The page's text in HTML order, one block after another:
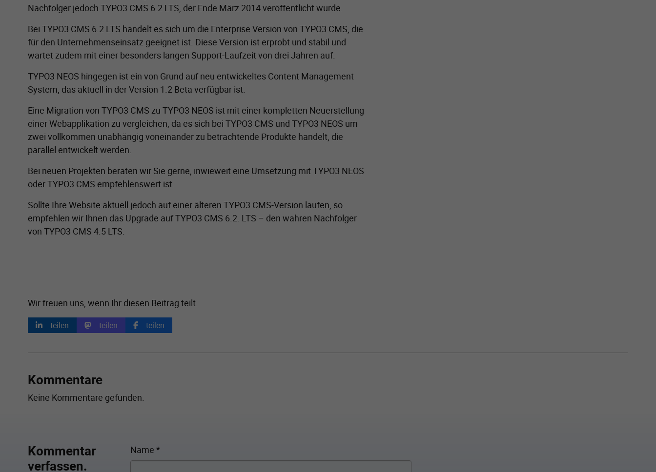
Nachfolger jedoch TYPO3 CMS 6.2 LTS, der Ende März 2014 veröffentlicht wurde.
Bei TYPO3 CMS 6.2 LTS handelt es sich um die Enterprise Version von TYPO3 CMS, die
für den Unternehmenseinsatz geeignet ist. Diese Version ist erprobt und stabil und
wartet zudem mit einer besonders langen Support-Laufzeit von drei Jahren auf.
TYPO3 NEOS hingegen ist ein von Grund auf neu entwickeltes Content Management
System, das aktuell in der Version 1.2 Beta verfügbar ist.
Eine Migration von TYPO3 CMS zu TYPO3 NEOS ist mit einer kompletten Neuerstellung
einer Webapplikation zu vergleichen, da es sich bei TYPO3 CMS und TYPO3 NEOS um
zwei vollkommen unabhängig voneinander zu betrachtende Produkte handelt, die
parallel entwickelt werden.
Bei neuen Projekten beraten wir Sie gerne, inwieweit eine Umsetzung mit TYPO3 NEOS
oder TYPO3 CMS empfehlenswert ist.
Sollte Ihre Website aktuell jedoch auf einer älteren TYPO3 CMS-Version laufen, so
empfehlen wir Ihnen das Upgrade auf TYPO3 CMS 6.2. LTS – den wahren Nachfolger
von TYPO3 CMS 4.5 LTS.
Wir freuen uns, wenn Ihr diesen Beitrag teilt.
teilen teilen teilen
Kommentare
Keine Kommentare gefunden.
Kommentar
verfassen.
Name *